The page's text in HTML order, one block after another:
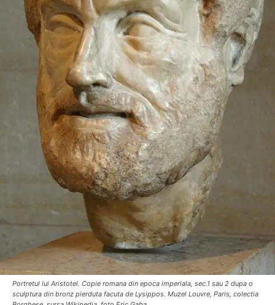
Portretul lui Aristotel. Copie romana din epoca imperiala, sec.1 sau 2 dupa o
sculptura din bronz pierduta facuta de Lysippos. Muzel Louvre, Paris, colectia